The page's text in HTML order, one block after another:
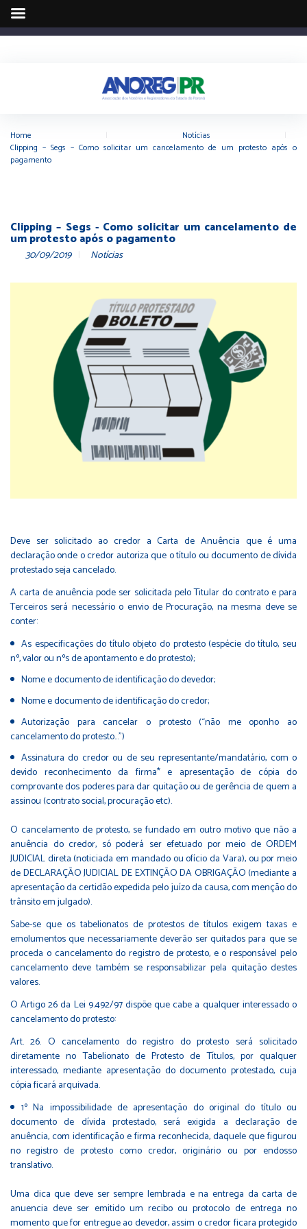
Home Notícias
Clipping – Segs – Como solicitar um cancelamento de um protesto após o
pagamento
Clipping – Segs - Como solicitar um cancelamento de
um protesto após o pagamento
30/09/2019 Notícias
Deve ser solicitado ao credor a Carta de Anuência que é uma
declaração onde o credor autoriza que o título ou documento de dívida
protestado seja cancelado.
A carta de anuência pode ser solicitada pelo Titular do contrato e para
Terceiros será necessário o envio de Procuração, na mesma deve se
conter:
As especificações do título objeto do protesto (espécie do título, seu
nº, valor ou nºs de apontamento e do protesto);
Nome e documento de identificação do devedor;
Nome e documento de identificação do credor;
Autorização para cancelar o protesto (“não me oponho ao
cancelamento do protesto…”)
Assinatura do credor ou de seu representante/mandatário, com o
devido reconhecimento da firma* e apresentação de cópia do
comprovante dos poderes para dar quitação ou de gerência de quem a
assinou (contrato social, procuração etc).
O cancelamento de protesto, se fundado em outro motivo que não a
anuência do credor, só poderá ser efetuado por meio de ORDEM
JUDICIAL direta (noticiada em mandado ou ofício da Vara), ou por meio
de DECLARAÇÃO JUDICIAL DE EXTINÇÃO DA OBRIGAÇÃO (mediante a
apresentação da certidão expedida pelo juízo da causa, com menção do
trânsito em julgado).
Sabe-se que os tabelionatos de protestos de títulos exigem taxas e
emolumentos que necessariamente deverão ser quitados para que se
proceda o cancelamento do registro de protesto, e o responsável pelo
cancelamento deve também se responsabilizar pela quitação destes
valores.
O Artigo 26 da Lei 9.492/97 dispõe que cabe a qualquer interessado o
cancelamento do protesto:
Art. 26. O cancelamento do registro do protesto será solicitado
diretamente no Tabelionato de Protesto de Títulos, por qualquer
interessado, mediante apresentação do documento protestado, cuja
cópia ficará arquivada.
1º Na impossibilidade de apresentação do original do título ou
documento de dívida protestado, será exigida a declaração de
anuência, com identificação e firma reconhecida, daquele que figurou
no registro de protesto como credor, originário ou por endosso
translativo.
Uma dica que deve ser sempre lembrada e na entrega da carta de
anuencia deve ser emitido um recibo ou protocolo de entrega no
momento que for entregue ao devedor, assim o credor ficara protegido